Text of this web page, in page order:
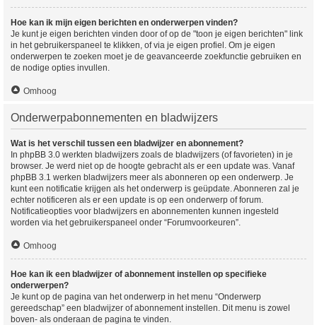
Hoe kan ik mijn eigen berichten en onderwerpen vinden?
Je kunt je eigen berichten vinden door of op de "toon je eigen berichten" link
in het gebruikerspaneel te klikken, of via je eigen profiel. Om je eigen
onderwerpen te zoeken moet je de geavanceerde zoekfunctie gebruiken en
de nodige opties invullen.
Omhoog
Onderwerpabonnementen en bladwijzers
Wat is het verschil tussen een bladwijzer en abonnement?
In phpBB 3.0 werkten bladwijzers zoals de bladwijzers (of favorieten) in je
browser. Je werd niet op de hoogte gebracht als er een update was. Vanaf
phpBB 3.1 werken bladwijzers meer als abonneren op een onderwerp. Je
kunt een notificatie krijgen als het onderwerp is geüpdate. Abonneren zal je
echter notificeren als er een update is op een onderwerp of forum.
Notificatieopties voor bladwijzers en abonnementen kunnen ingesteld
worden via het gebruikerspaneel onder “Forumvoorkeuren”.
Omhoog
Hoe kan ik een bladwijzer of abonnement instellen op specifieke
onderwerpen?
Je kunt op de pagina van het onderwerp in het menu “Onderwerp
gereedschap” een bladwijzer of abonnement instellen. Dit menu is zowel
boven- als onderaan de pagina te vinden.